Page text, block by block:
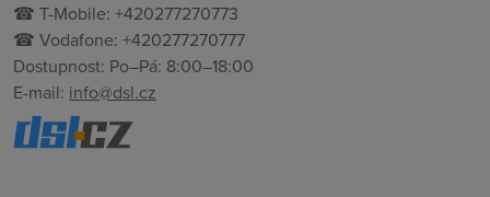
☎ T-Mobile: +420277270773
☎ Vodafone: +420277270777
Dostupnost: Po–Pá: 8:00–18:00
E-mail: info@dsl.cz